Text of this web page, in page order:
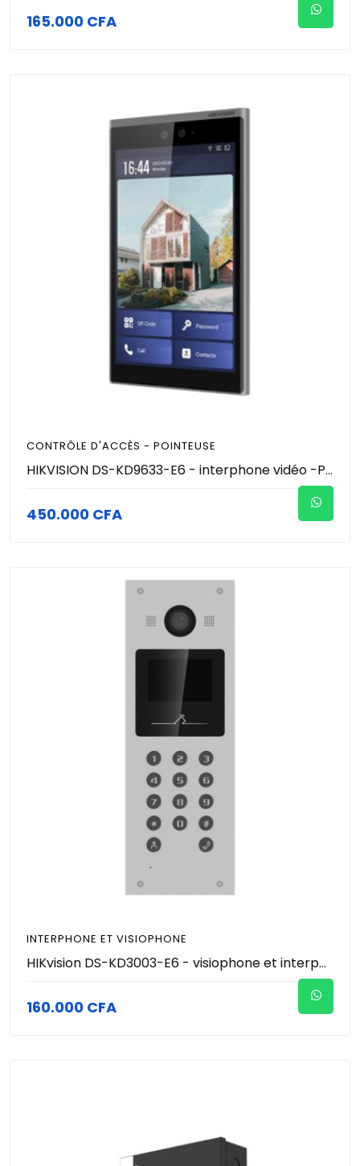
165.000 CFA
CONTRÔLE D'ACCÈS - POINTEUSE
HIKVISION DS-KD9633-E6 - interphone vidéo -Poste de porte à reconnaissance faciale . Ecran LCD 10,1 Pouces Tactile - système Android intégré - Caméra 2MP intégré - IP65 résistant à l'eau et la poussière | Authentifications intelligentes multiples
450.000 CFA
INTERPHONE ET VISIOPHONE
HIKvision DS-KD3003-E6 - visiophone et interphone (écran vendu séparément) pour bâtiment - Contrôle accès - Authentification par Carte RFID/MiFare et CODE PIN. Ecran 3,5" - IP65 résistant à la pluie et la poussière
160.000 CFA